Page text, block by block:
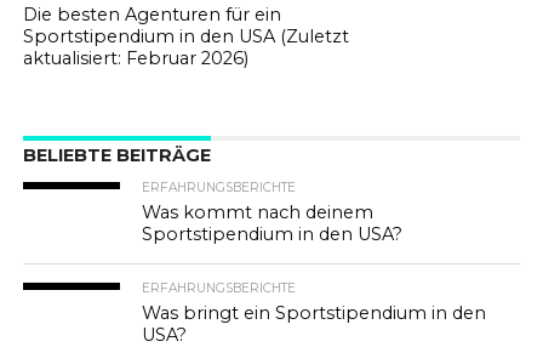
Die besten Agenturen für ein
Sportstipendium in den USA (Zuletzt
aktualisiert: Februar 2026)
BELIEBTE BEITRÄGE
ERFAHRUNGSBERICHTE
Was kommt nach deinem
Sportstipendium in den USA?
ERFAHRUNGSBERICHTE
Was bringt ein Sportstipendium in den
USA?